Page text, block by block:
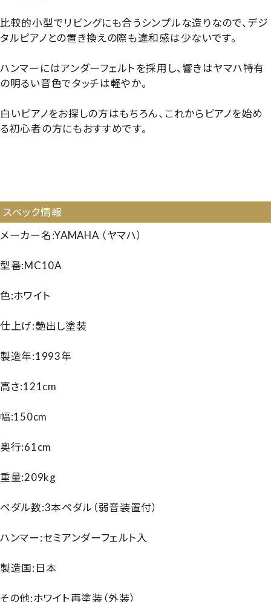
比較的小型でリビングにも合うシンプルな造りなので、デジ
タルピアノとの置き換えの際も違和感は少ないです。
ハンマーにはアンダーフェルトを採用し、響きはヤマハ特有
の明るい音色でタッチは軽やか。
白いピアノをお探しの方はもちろん、これからピアノを始め
る初心者の方にもおすすめです。
スペック情報
メーカー名:YAMAHA （ヤマハ）
型番:MC10A
色:ホワイト
仕上げ:艶出し塗装
製造年:1993年
高さ:121cm
幅:150cm
奥行:61cm
重量:209kg
ペダル数:3本ペダル（弱音装置付）
ハンマー:セミアンダーフェルト入
製造国:日本
その他:ホワイト再塗装（外装）